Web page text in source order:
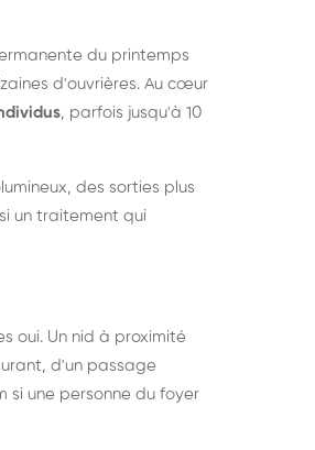
du printemps
d'ouvrières. Au cœur
, parfois jusqu'à 10
des sorties plus
un traitement qui
oui. Un nid à proximité
d'un passage
si une personne du foyer